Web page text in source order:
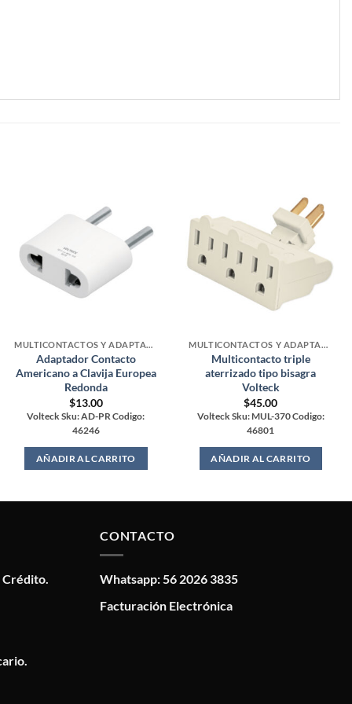
MULTICONTACTOS Y ADAPTADORES
Adaptador Contacto
Americano a Clavija Europea
Redonda
$13.00
Volteck Sku: AD-PR Codigo:
46246
AÑADIR AL CARRITO
MULTICONTACTOS Y ADAPTADORES
Multicontacto triple
aterrizado tipo bisagra
Volteck
$45.00
Volteck Sku: MUL-370 Codigo:
46801
AÑADIR AL CARRITO
CONTACTO
Whatsapp: 56 2026 3835
Facturación Electrónica